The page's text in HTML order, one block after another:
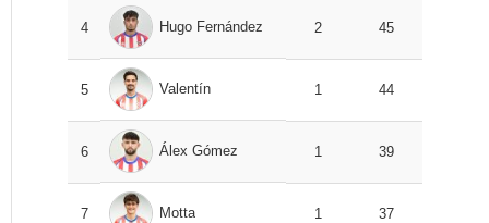
4 Hugo Fernández 2 45
5 Valentín 1 44
6 Álex Gómez 1 39
7 Motta 1 37